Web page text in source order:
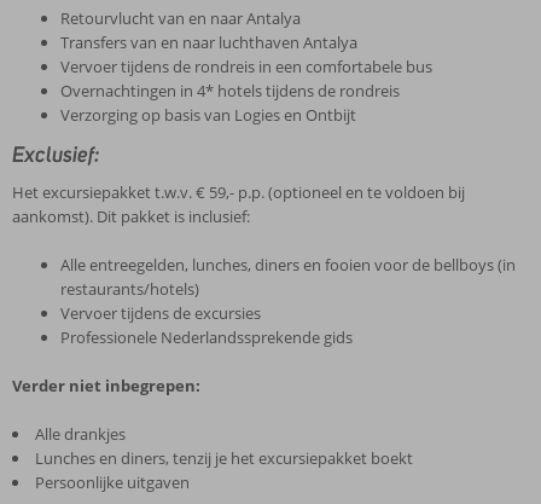
Retourvlucht van en naar Antalya
Transfers van en naar luchthaven Antalya
Vervoer tijdens de rondreis in een comfortabele bus
Overnachtingen in 4* hotels tijdens de rondreis
Verzorging op basis van Logies en Ontbijt
Exclusief:
Het excursiepakket t.w.v. € 59,- p.p. (optioneel en te voldoen bij
aankomst). Dit pakket is inclusief:
Alle entreegelden, lunches, diners en fooien voor de bellboys (in
restaurants/hotels)
Vervoer tijdens de excursies
Professionele Nederlandssprekende gids
Verder niet inbegrepen:
Alle drankjes
Lunches en diners, tenzij je het excursiepakket boekt
Persoonlijke uitgaven